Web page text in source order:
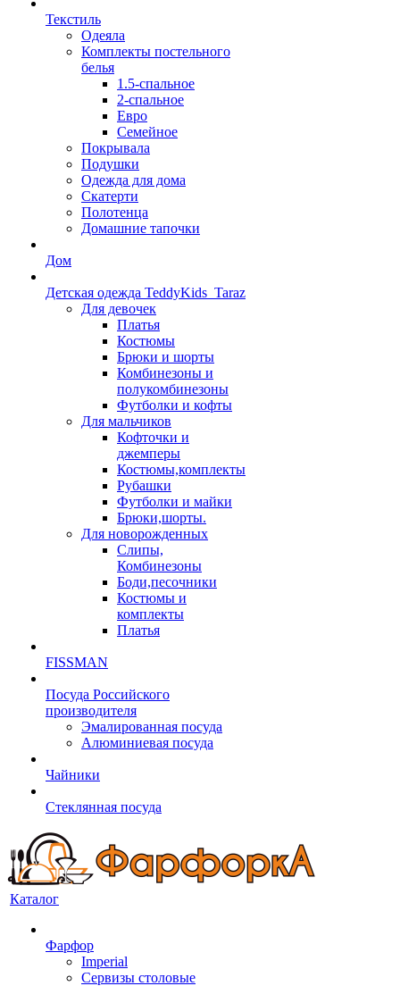
Текстиль
Одеяла
Комплекты постельного
белья
1.5-спальное
2-спальное
Евро
Семейное
Покрывала
Подушки
Одежда для дома
Скатерти
Полотенца
Домашние тапочки
Дом
Детская одежда TeddyKids_Taraz
Для девочек
Платья
Костюмы
Брюки и шорты
Комбинезоны и
полукомбинезоны
Футболки и кофты
Для мальчиков
Кофточки и
джемперы
Костюмы,комплекты
Рубашки
Футболки и майки
Брюки,шорты.
Для новорожденных
Слипы,
Комбинезоны
Боди,песочники
Костюмы и
комплекты
Платья
FISSMAN
Посуда Российского
производителя
Эмалированная посуда
Алюминиевая посуда
Чайники
Стеклянная посуда
Каталог
Фарфор
Imperial
Сервизы столовые